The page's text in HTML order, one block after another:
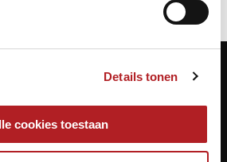
Details tonen
cookies toestaan
van de